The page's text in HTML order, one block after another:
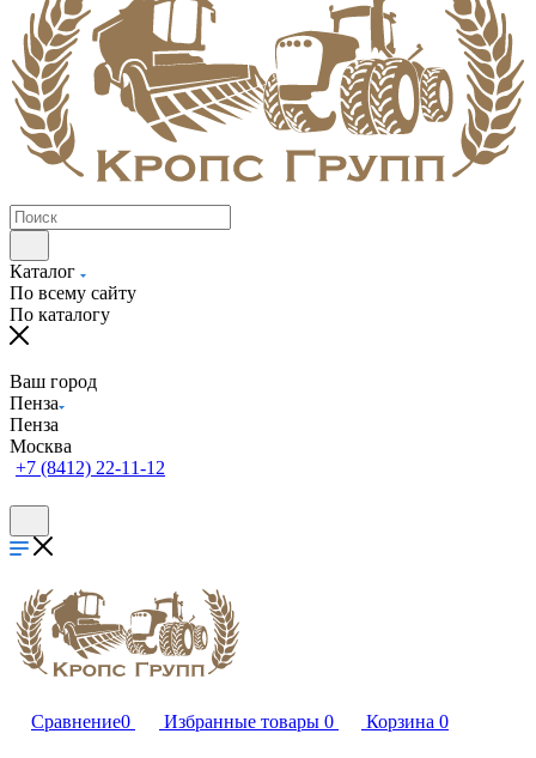
Каталог
По всему сайту
По каталогу
Ваш город
Пенза
Пенза
Москва
+7 (8412) 22-11-12
Сравнение0 Избранные товары 0 Корзина 0